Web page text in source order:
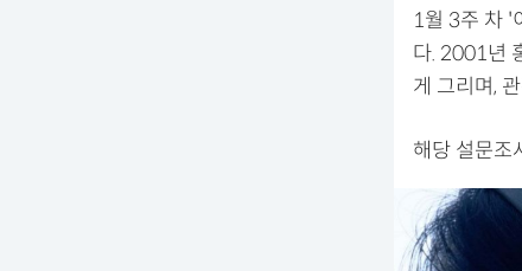
1월 3주 차 '
다. 2001년
게 그리며,
해당 설문